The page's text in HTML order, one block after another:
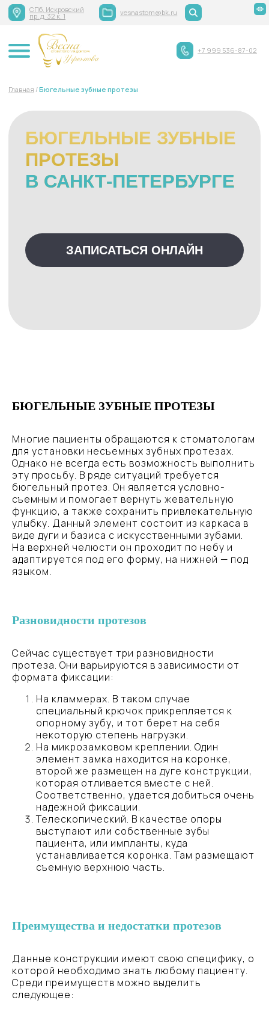
СПб, Искровский
пр. д. 32 к. 1 vesnastom@bk.ru
Бюгельные зубные протезы
БЮГЕЛЬНЫЕ ЗУБНЫЕ
ПРОТЕЗЫ
В САНКТ-ПЕТЕРБУРГЕ
ЗАПИСАТЬСЯ ОНЛАЙН
БЮГЕЛЬНЫЕ ЗУБНЫЕ ПРОТЕЗЫ
Многие пациенты обращаются к стоматологам
для установки несъемных зубных протезах.
Однако не всегда есть возможность выполнить
эту просьбу. В ряде ситуаций требуется
бюгельный протез. Он является условно-
съемным и помогает вернуть жевательную
функцию, а также сохранить привлекательную
улыбку. Данный элемент состоит из каркаса в
виде дуги и базиса с искусственными зубами.
На верхней челюсти он проходит по небу и
адаптируется под его форму, на нижней — под
языком.
Разновидности протезов
Сейчас существует три разновидности
протеза. Они варьируются в зависимости от
формата фиксации:
На кламмерах. В таком случае
специальный крючок прикрепляется к
опорному зубу, и тот берет на себя
некоторую степень нагрузки.
На микрозамковом креплении. Один
элемент замка находится на коронке,
второй же размещен на дуге конструкции,
которая отливается вместе с ней.
Соответственно, удается добиться очень
надежной фиксации.
Телескопический. В качестве опоры
выступают или собственные зубы
пациента, или импланты, куда
устанавливается коронка. Там размещают
съемную верхнюю часть.
Преимущества и недостатки протезов
Данные конструкции имеют свою специфику, о
которой необходимо знать любому пациенту.
Среди преимуществ можно выделить
следующее: